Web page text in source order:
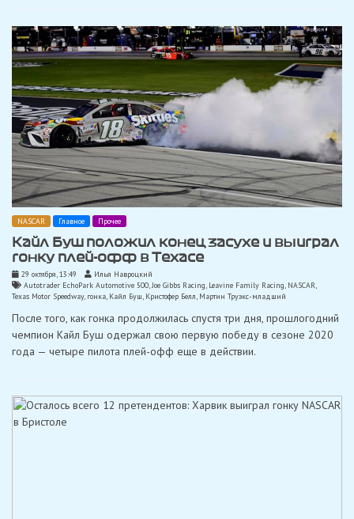
NASCAR Главное Прочее
Кайл Буш положил конец засухе и выиграл
гонку плей-офф в Техасе
29 октября, 13:49
Илья Навроцкий
Autotrader EchoPark Automotive 500,Joe Gibbs Racing, Leavine Family Racing, NASCAR
Texas Motor Speedway, гонка, Кайл Буш, Кристофер Белл, Мартин Труэкс-младший
После того, как гонка продолжилась спустя три дня, прошлогодний
чемпион Кайл Буш одержал свою первую победу в сезоне 2020
года — четыре пилота плей-офф еще в действии.